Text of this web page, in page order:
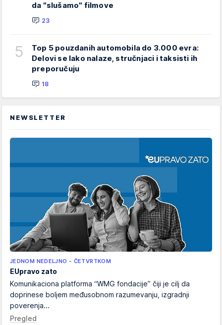
da "slušamo" filmove
23
5
Top 5 pouzdanih automobila do 3.000 evra:
Delovi se lako nalaze, stručnjaci i taksisti ih
preporučuju
18
NEWSLETTER
JEDNOM NEDELJNO - ČETVRTKOM
EUpravo zato
Komunikaciona platforma “WMG fondacije” čiji je cilj da
doprinese boljem međusobnom razumevanju, izgradnji
poverenja...
Pregled